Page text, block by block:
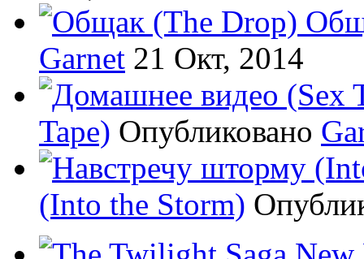
Garnet 21 Окт, 2014
Tape) Опубликовано
(Into the Storm)